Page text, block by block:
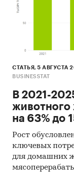
СТАТЬЯ, 5 АВГУСТА
BUSINESSTAT
В 2021-
на 63% до
Рост
ключевых
для домашних